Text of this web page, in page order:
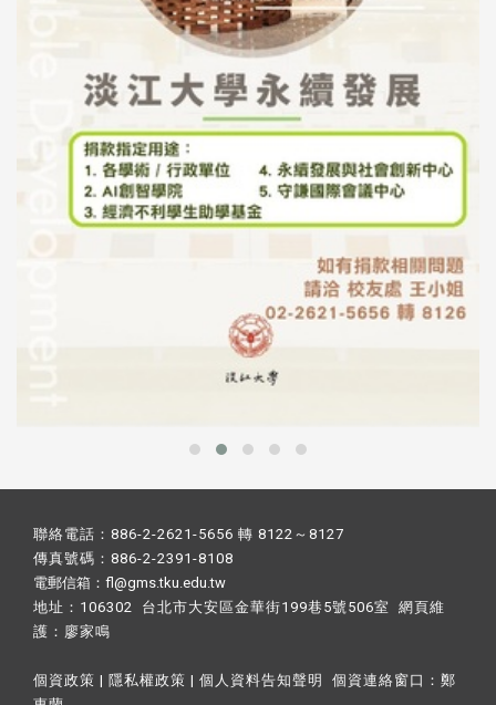
聯絡電話：886-2-2621-5656 轉 8122～8127
傳真號碼：886-2-2391-8108
電郵信箱：fl@gms.tku.edu.tw
地址：106302 台北市大安區金華街199巷5號506室 網頁維
護： 廖家鳴​
個資政策 | 隱私權政策 | 個人資料告知聲明 個資連絡窗口： 鄭